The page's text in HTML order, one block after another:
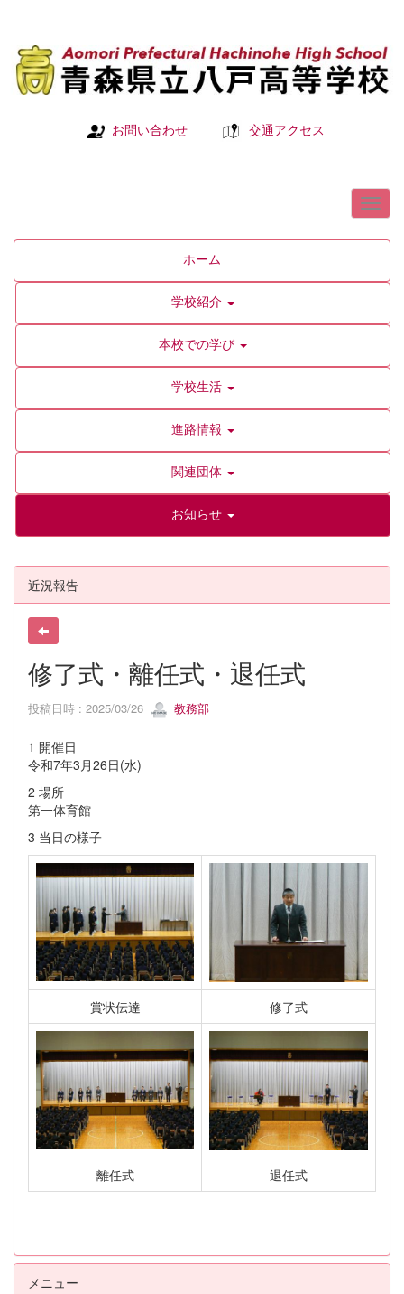
お問い合わせ 交通アクセス
ホーム
学校紹介
本校での学び
学校生活
進路情報
関連団体
お知らせ
近況報告
修了式・離任式・退任式
投稿日時 : 2025/03/26 教務部
1 開催日
令和7年3月26日(水)
2 場所
第一体育館
3 当日の様子
賞状伝達 修了式
離任式 退任式
メニュー